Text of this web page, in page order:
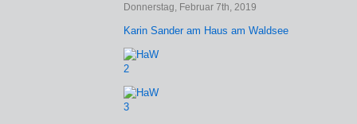
Donnerstag, Februar 7th, 2019
Karin Sander am Haus am Waldsee